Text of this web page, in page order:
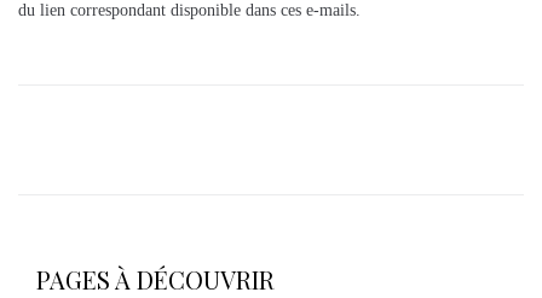
du lien correspondant disponible dans ces e-mails.
PAGES À DÉCOUVRIR